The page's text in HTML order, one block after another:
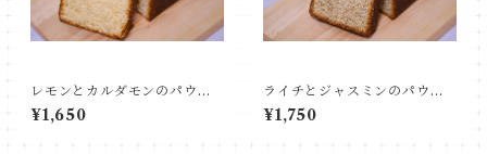
レモンとカルダモンのパウン
ドケーキ（ハーフ）
¥1,650
ライチとジャスミンのパウン
ドケーキ（ハーフ）
¥1,750